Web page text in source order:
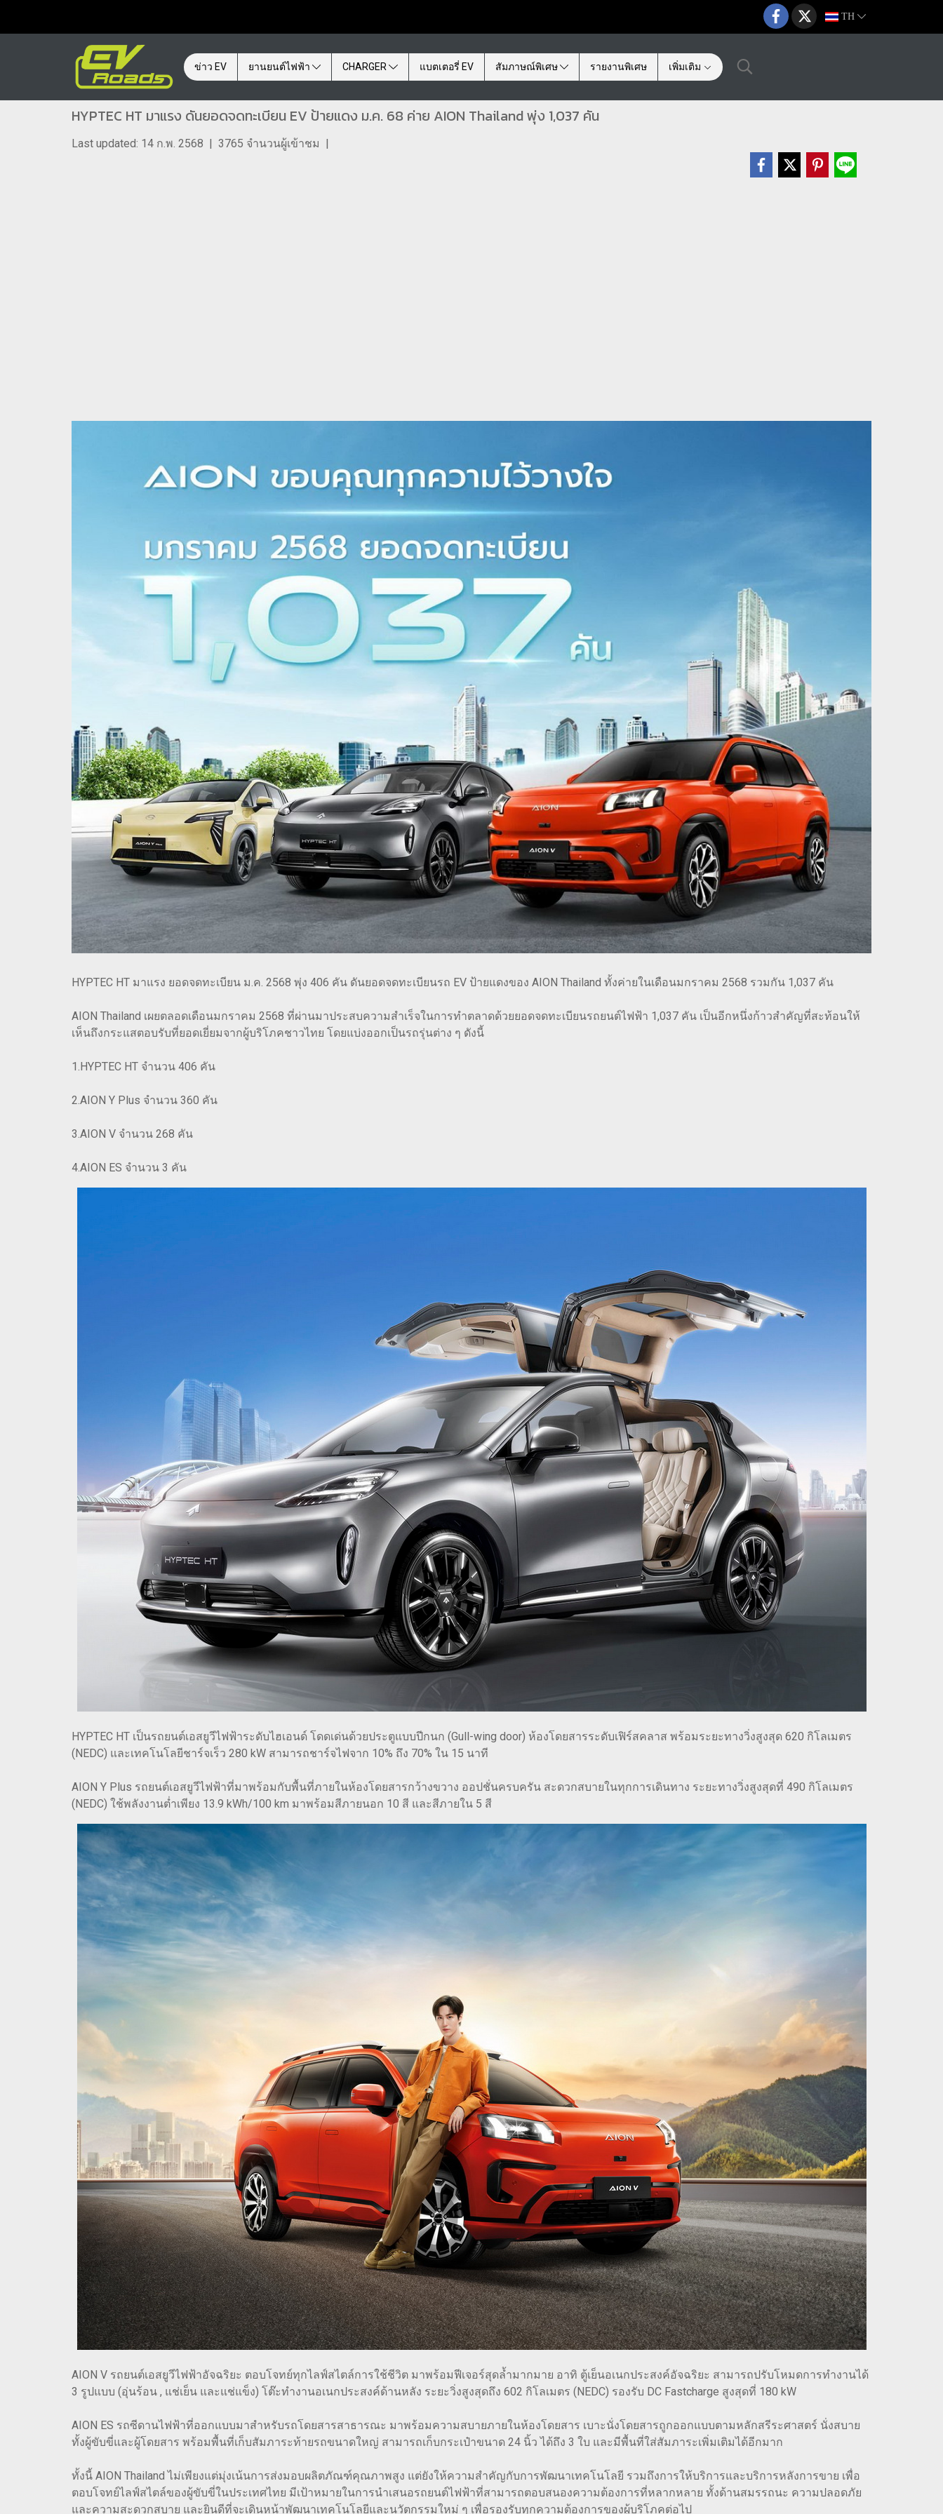
TH
ข่าว EV ยานยนต์ไฟฟ้า CHARGER แบตเตอรี่ EV สัมภาษณ์พิเศษ รายงานพิเศษ เพิ่มเติม
HYPTEC HT มาแรง ดันยอดจดทะเบียน EV ป้ายแดง ม.ค. 68 ค่าย AION Thailand พุ่ง 1,037 คัน
Last updated: 14 ก.พ. 2568 | 3765 จำนวนผู้เข้าชม |
HYPTEC HT มาแรง ยอดจดทะเบียน ม.ค. 2568 พุ่ง 406 คัน ดันยอดจดทะเบียนรถ EV ป้ายแดงของ AION Thailand ทั้งค่ายในเดือนมกราคม 2568 รวมกัน 1,037 คัน
AION Thailand เผยตลอดเดือนมกราคม 2568 ที่ผ่านมาประสบความสำเร็จในการทำตลาดด้วยยอดจดทะเบียนรถยนต์ไฟฟ้า 1,037 คัน เป็นอีกหนึ่งก้าวสำคัญที่สะท้อนให้
เห็นถึงกระแสตอบรับที่ยอดเยี่ยมจากผู้บริโภคชาวไทย โดยแบ่งออกเป็นรถรุ่นต่าง ๆ ดังนี้
1.HYPTEC HT จำนวน 406 คัน
2.AION Y Plus จำนวน 360 คัน
3.AION V จำนวน 268 คัน
4.AION ES จำนวน 3 คัน
HYPTEC HT เป็นรถยนต์เอสยูวีไฟฟ้าระดับไฮเอนด์ โดดเด่นด้วยประตูแบบปีกนก (Gull-wing door) ห้องโดยสารระดับเฟิร์สคลาส พร้อมระยะทางวิ่งสูงสุด 620 กิโลเมตร
(NEDC) และเทคโนโลยีชาร์จเร็ว 280 kW สามารถชาร์จไฟจาก 10% ถึง 70% ใน 15 นาที
AION Y Plus รถยนต์เอสยูวีไฟฟ้าที่มาพร้อมกับพื้นที่ภายในห้องโดยสารกว้างขวาง ออปชั่นครบครัน สะดวกสบายในทุกการเดินทาง ระยะทางวิ่งสูงสุดที่ 490 กิโลเมตร
(NEDC) ใช้พลังงานต่ำเพียง 13.9 kWh/100 km มาพร้อมสีภายนอก 10 สี และสีภายใน 5 สี
AION V รถยนต์เอสยูวีไฟฟ้าอัจฉริยะ ตอบโจทย์ทุกไลฟ์สไตล์การใช้ชีวิต มาพร้อมฟีเจอร์สุดล้ำมากมาย อาทิ ตู้เย็นอเนกประสงค์อัจฉริยะ สามารถปรับโหมดการทำงานได้
3 รูปแบบ (อุ่นร้อน , แช่เย็น และแช่แข็ง) โต๊ะทำงานอเนกประสงค์ด้านหลัง ระยะวิ่งสูงสุดถึง 602 กิโลเมตร (NEDC) รองรับ DC Fastcharge สูงสุดที่ 180 kW
AION ES รถซีดานไฟฟ้าที่ออกแบบมาสำหรับรถโดยสารสาธารณะ มาพร้อมความสบายภายในห้องโดยสาร เบาะนั่งโดยสารถูกออกแบบตามหลักสรีระศาสตร์ นั่งสบาย
ทั้งผู้ขับขี่และผู้โดยสาร พร้อมพื้นที่เก็บสัมภาระท้ายรถขนาดใหญ่ สามารถเก็บกระเป๋าขนาด 24 นิ้ว ได้ถึง 3 ใบ และมีพื้นที่ใส่สัมภาระเพิ่มเติมได้อีกมาก
ทั้งนี้ AION Thailand ไม่เพียงแต่มุ่งเน้นการส่งมอบผลิตภัณฑ์คุณภาพสูง แต่ยังให้ความสำคัญกับการพัฒนาเทคโนโลยี รวมถึงการให้บริการและบริการหลังการขาย เพื่อ
ตอบโจทย์ไลฟ์สไตล์ของผู้ขับขี่ในประเทศไทย มีเป้าหมายในการนำเสนอรถยนต์ไฟฟ้าที่สามารถตอบสนองความต้องการที่หลากหลาย ทั้งด้านสมรรถนะ ความปลอดภัย
และความสะดวกสบาย และยินดีที่จะเดินหน้าพัฒนาเทคโนโลยีและนวัตกรรมใหม่ ๆ เพื่อรองรับทุกความต้องการของผู้บริโภคต่อไป